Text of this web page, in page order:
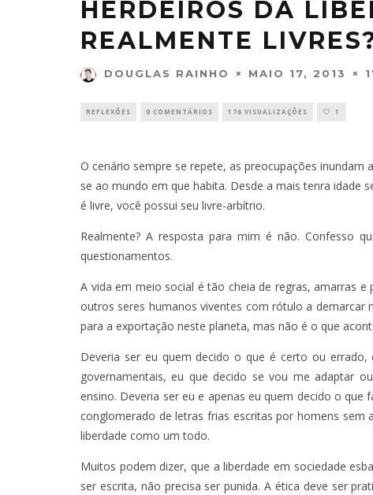
HERDEIROS DA
REALMENTE
DOUGLAS RAINHO MAIO 17, 2013
REFLEXÕES 0 COMENTÁRIOS 176 VISUALIZAÇÕES 1
O cenário sempre se repete, as preocupações inundam
se ao mundo em que habita. Desde a mais tenra idade
é livre, você possui seu livre-arbítrio.
Realmente? A resposta para mim é não. Confesso
questionamentos.
A vida em meio social é tão cheia de regras, amarras
outros seres humanos viventes com rótulo a
para a exportação neste planeta, mas não é o que
Deveria ser eu quem decido o que é certo ou
governamentais, eu que decido se vou me adaptar
ensino. Deveria ser eu e apenas eu quem decido o
conglomerado de letras frias escritas por homens
liberdade como um todo.
Muitos podem dizer, que a liberdade em sociedade
ser escrita, não precisa ser punida. A ética deve ser